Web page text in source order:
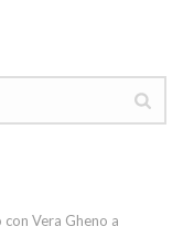
con Vera Gheno a